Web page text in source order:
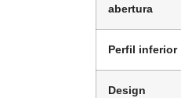
abertura
Perfil inferior
Design